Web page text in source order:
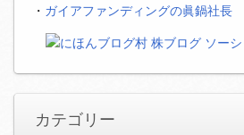
・ ガイアファンディングの眞鍋社長
カテゴリー